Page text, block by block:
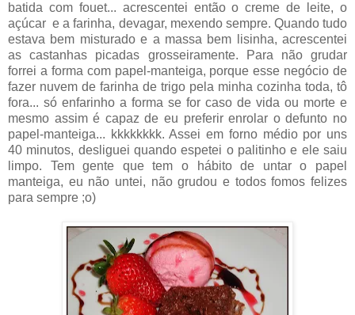
batida com fouet... acrescentei então o creme de leite, o
açúcar e a farinha, devagar, mexendo sempre. Quando tudo
estava bem misturado e a massa bem lisinha, acrescentei
as castanhas picadas grosseiramente. Para não grudar
forrei a forma com papel-manteiga, porque esse negócio de
fazer nuvem de farinha de trigo pela minha cozinha toda, tô
fora... só enfarinho a forma se for caso de vida ou morte e
mesmo assim é capaz de eu preferir enrolar o defunto no
papel-manteiga... kkkkkkkk. Assei em forno médio por uns
40 minutos, desliguei quando espetei o palitinho e ele saiu
limpo. Tem gente que tem o hábito de untar o papel
manteiga, eu não untei, não grudou e todos fomos felizes
para sempre ;o)